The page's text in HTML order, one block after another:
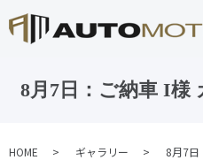
8月7日：ご納車 I様
HOME ギャラリー 8月7日